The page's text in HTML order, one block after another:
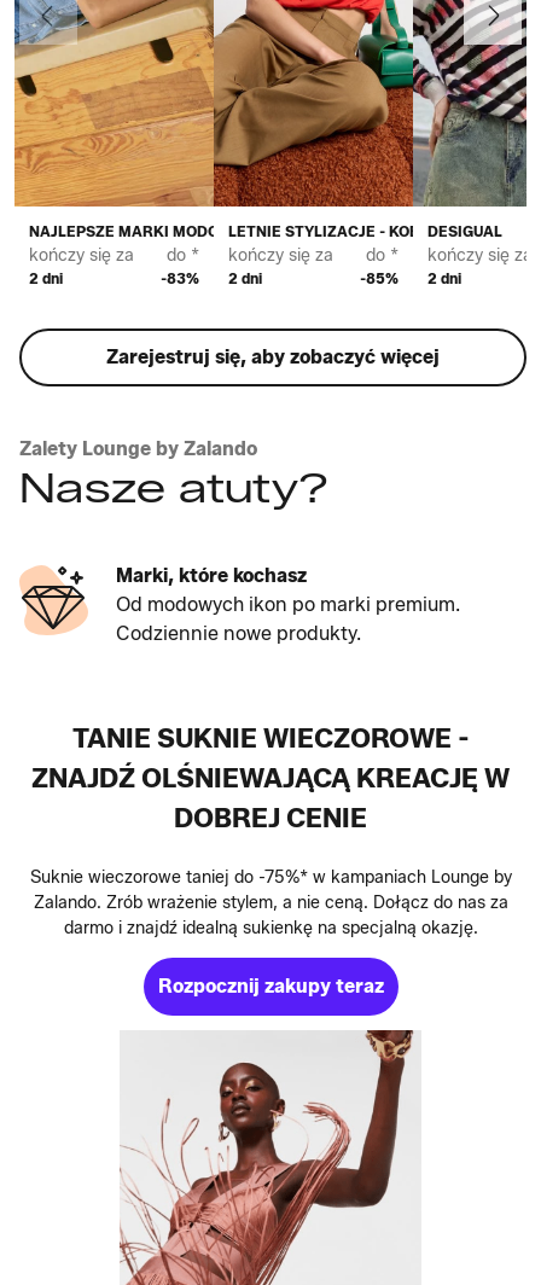
NAJLEPSZE MARKI MODOWE DLA KOBIET
kończy się za
2 dni
do *
-83%
LETNIE STYLIZACJE - KOBIETY
kończy się za
2 dni
do *
-85%
DESIGUAL
kończy się za
2 dni
Poprzedni Dalej
Zarejestruj się, aby zobaczyć więcej
Zalety Lounge by Zalando
Nasze atuty?
Marki, które kochasz
Od modowych ikon po marki premium.
Codziennie nowe produkty.
TANIE SUKNIE WIECZOROWE -
ZNAJDŹ OLŚNIEWAJĄCĄ KREACJĘ W
DOBREJ CENIE
Suknie wieczorowe taniej do -75%* w kampaniach Lounge by
Zalando. Zrób wrażenie stylem, a nie ceną. Dołącz do nas za
darmo i znajdź idealną sukienkę na specjalną okazję.
Rozpocznij zakupy teraz